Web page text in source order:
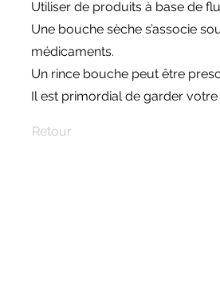
Utiliser de produits à base de
Une bouche sèche s’associe
médicaments.
Un rince bouche peut être
Il est primordial de garder
Retour